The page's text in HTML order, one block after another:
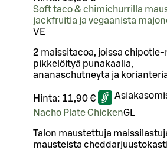
Soft taco & chimichurrilla
jackfruitia ja vegaanista
VE
2 maissitacoa, joissa chipotle-
pikkelöityä punakaalia,
ananaschutneyta ja
Hinta: 11,90 €
Nacho Plate ChickenGL
Talon maustettuja
mausteista